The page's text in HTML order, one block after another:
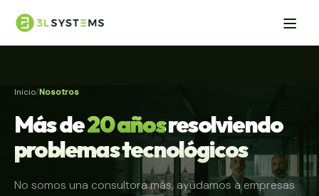
Inicio Nosotros
Más de20 añosresolviendo
problemas tecnológicos
No somos una consultora más, ayudamos a empresas